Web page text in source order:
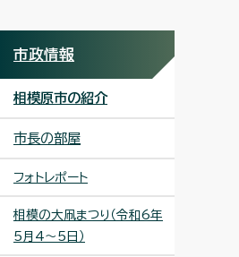
市政情報
相模原市の紹介
市長の部屋
フォトレポート
相模の大凧まつり（令和6年
5月4～5日）